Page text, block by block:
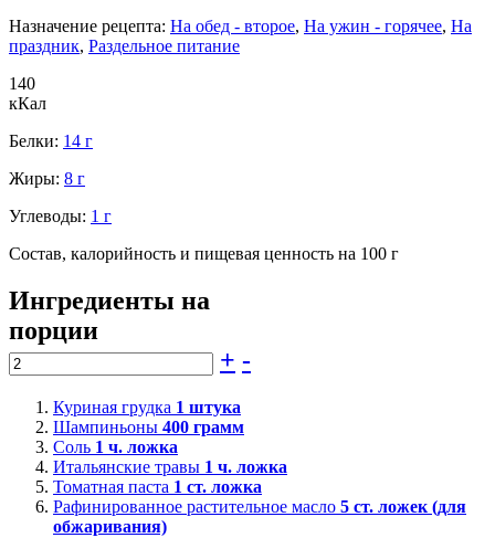
Назначение рецепта: На обед - второе, На ужин - горячее, На
праздник, Раздельное питание
140
кКал
Белки: 14 г
Жиры: 8 г
Углеводы: 1 г
Состав, калорийность и пищевая ценность на 100 г
Ингредиенты на
порции
+ -
Куриная грудка 1 штука
Шампиньоны 400 грамм
Соль 1 ч. ложка
Итальянские травы 1 ч. ложка
Томатная паста 1 ст. ложка
Рафинированное растительное масло 5 ст. ложек (для
обжаривания)